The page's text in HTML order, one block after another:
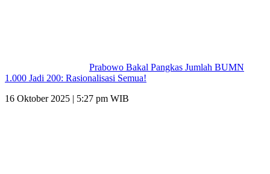
Prabowo Bakal Pangkas Jumlah BUMN
1.000 Jadi 200: Rasionalisasi Semua!
16 Oktober 2025 | 5:27 pm WIB